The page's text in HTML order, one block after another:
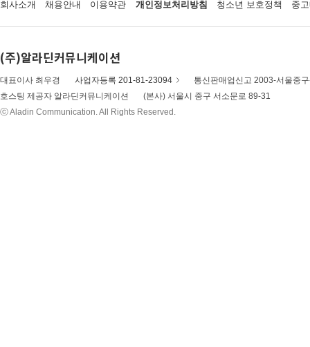
회사소개 채용안내 이용약관 개인정보처리방침 청소년 보호정책 중
(주)알라딘커뮤니케이션
대표이사 최우경 사업자등록 201-81-23094
통신판매업신고 2003-서울중
호스팅 제공자 알라딘커뮤니케이션
(본사) 서울시 중구 서소문로 89-31
ⓒ Aladin Communication. All Rights Reserved.